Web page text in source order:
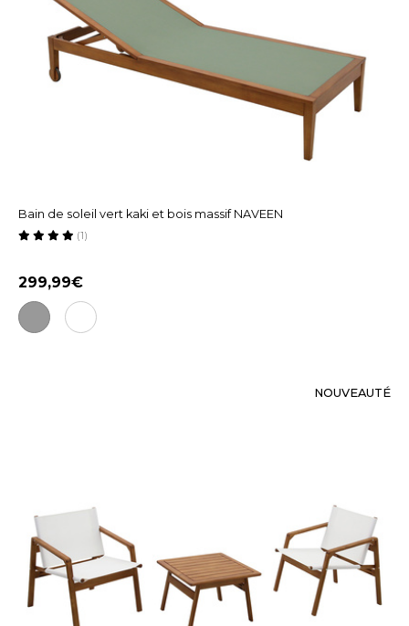
Bain de soleil vert kaki et bois massif NAVEEN
(1)
299,99
NOUVEAUTÉ